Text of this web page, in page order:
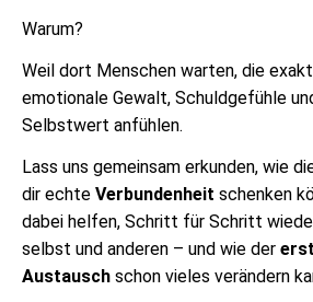
Warum?
Weil dort Menschen warten, die
emotionale Gewalt, Schuldgefühle
Selbstwert anfühlen.
Lass uns gemeinsam erkunden, wie
dir echte Verbundenheit schenken
dabei helfen, Schritt für Schritt
selbst und anderen – und wie der
Austausch schon vieles verändern